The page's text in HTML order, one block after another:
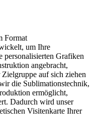
Format
um Ihre
personalisierten Grafiken
angebracht,
auf sich ziehen
die Sublimationstechnik,
ermöglicht,
Dadurch wird unser
Visitenkarte Ihrer